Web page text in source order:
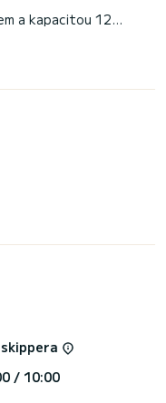
a kapacitou 12
mimořádné dovolené
sprchou.
plnou latí a Furling
Reproduktory,
platformy
vaše otázky a nabídne
/ 10:00